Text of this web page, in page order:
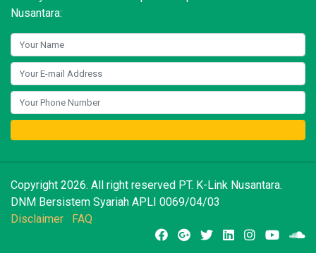
Nusantara:
Copyright 2026. All right reserved PT. K-Link Nusantara.
DNM Bersistem Syariah APLI 0069/04/03
Disclaimer
FAQ